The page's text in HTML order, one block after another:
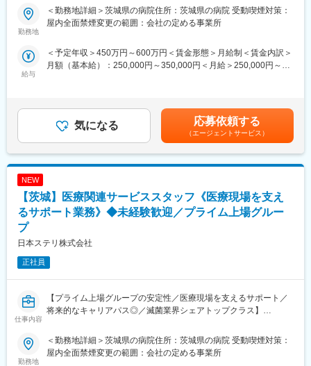
【業務概要】
医療器材滅菌サービスを始めとし、医療機関に対し総合医療関連
【業務詳細】
＜滅菌業務とは＞
利用された医療器材は清潔にしなければ次の患者様に利用するこ
とができない為、「回収→洗浄→滅菌→配給」といった一連の業
務を行って頂き、安全で確実な滅菌器材の提供を行っています。
＜手術室サポート業務とは＞
医療従事者の方々が次の手術に専念できるように手術室内の清掃
や物品補充、ガウン介助といった業務を幅広く行い手術室運営を
【配属先について】
下記エリア内の契約病院に配属となります。現在のお住まいから
通勤可能な施設を優先的に配慮します。通勤時間の目安は 1時間
40分以内 です。
■関東：東京都・神奈川県・埼玉県・千葉県・茨城県・栃木県・群
【キャリアパス】
経験を積んだ後は、リーダー業務や施設責任者としてご活躍いた
勤務地
＜勤務地詳細＞茨城県の病院住所：茨城県の病院 受動喫煙対策：
屋内全面禁煙変更の範囲：会社の定める事業所
給与
＜予定年収＞450万円～600万円＜賃金形態＞月給制＜賃金内訳＞
月額（基本給）：250,000円～350,000円＜月給＞250,000円～
性があります。月給(月額)は固定手当を含めた表記です。
気になる 応募依頼する
（エージェントサービス）
NEW
【茨城】医療関連サービススタッフ《医療現場を支え
るサポート業務》◆未経験歓迎／プライム上場グルー
プ
日本ステリ株式会社
正社員
仕事内容
【プライム上場グループの安定性／医療現場を支えるサポート／
将来的なキャリアパス◎／滅菌業界シェアトップクラス】
【業務概要】
医療器材の滅菌サービスをはじめ、医療機関に向けた総合的な医
勤務地
＜勤務地詳細＞茨城県の病院住所：茨城県の病院 受動喫煙対策：
屋内全面禁煙変更の範囲：会社の定める事業所